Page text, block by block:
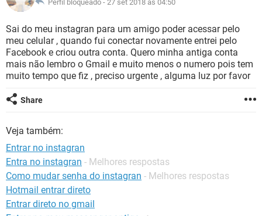
GUIA DE COMPRAS
OUTLOOK EXCEL
INSTAGRAM GMAIL
GUIA DE COMPRAS
CELULAR
OUTLOOK EXCEL
INSTAGRAM GMAIL
GUIA DE COMPRAS
JOGOS WHATSAPP
CELULAR FACEBOOK
OUTLOOK EXCEL
INSTAGRAM
GUIA DE COMPRAS
Perfil bloqueado - 27 set 2018 às 04:50
Sai do meu instagran para um amigo poder acessar pelo
meu celular , quando fui conectar novamente entrei pelo
Facebook e criou outra conta. Quero minha antiga conta
mais não lembro o Gmail e muito menos o numero pois tem
muito tempo que fiz , preciso urgente , alguma luz por favor
Share
Veja também:
Entrar no instagran
Entra no instagran - Melhores respostas
Como mudar senha do instagran - Melhores respostas
Hotmail entrar direto
Entrar direto no gmail